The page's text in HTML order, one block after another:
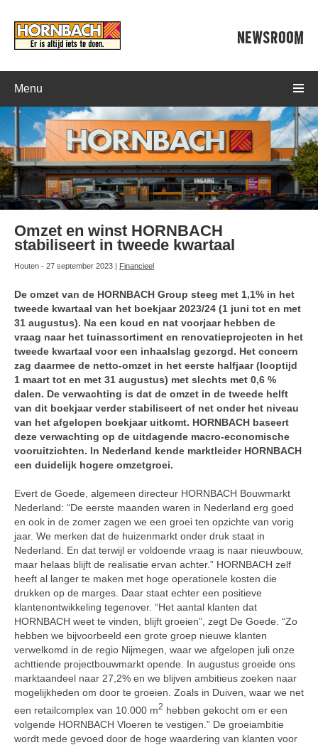
NEWSROOM
Menu
Omzet en winst HORNBACH
stabiliseert in tweede kwartaal
Houten - 27 september 2023 | Financieel
De omzet van de HORNBACH Group steeg met 1,1% in het
tweede kwartaal van het boekjaar 2023/24 (1 juni tot en met
31 augustus). Na een koud en nat voorjaar hebben de
vraag naar het tuinassortiment en renovatieprojecten in het
tweede kwartaal voor een inhaalslag gezorgd. Het concern
zag daarmee de netto-omzet in het eerste halfjaar (looptijd
1 maart tot en met 31 augustus) met slechts met 0,6 %
dalen. De verwachting is dat de omzet in de tweede helft
van dit boekjaar verder stabiliseert of net onder het niveau
van het afgelopen boekjaar uitkomt. HORNBACH baseert
deze verwachting op de uitdagende macro-economische
vooruitzichten. In Nederland kende marktleider HORNBACH
een duidelijk hogere omzetgroei.
Evert de Goede, algemeen directeur HORNBACH Bouwmarkt
Nederland: “De eerste maanden waren in Nederland erg goed
en ook in de zomer zagen we een groei ten opzichte van vorig
jaar. We merken dat de huizenmarkt onder druk staat in
Nederland. En dat terwijl er voldoende vraag is naar nieuwbouw,
maar helaas blijft de realisatie ervan achter.” HORNBACH zelf
heeft al langer te maken met hoge operationele kosten die
drukken op de marges. Daar staat echter een positieve
klantenontwikkeling tegenover. “Het aantal klanten dat
HORNBACH weet te vinden, blijft groeien”, zegt De Goede. “Zo
hebben we bijvoorbeeld een grote groep nieuwe klanten
verwelkomd in de regio Nijmegen, waar we afgelopen juli onze
achttiende projectbouwmarkt opende. In augustus groeide ons
marktaandeel naar 27,2% en we blijven ambitieus zoeken naar
mogelijkheden om door te groeien. Zoals in Duiven, waar we net
een retailcomplex van 10.000 m2 hebben gekocht om er een
volgende HORNBACH Vloeren te vestigen.” De groeiambitie
wordt mede gevoed door de hoge waardering van klanten voor